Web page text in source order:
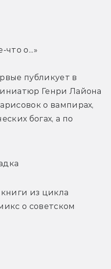
о...»
публикует в
Генри Лайона
о вампирах,
богах, а по
из цикла
о советском